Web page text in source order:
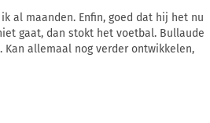
al maanden. Enfin, goed dat hij het nu
gaat, dan stokt het voetbal. Bullaude
allemaal nog verder ontwikkelen,